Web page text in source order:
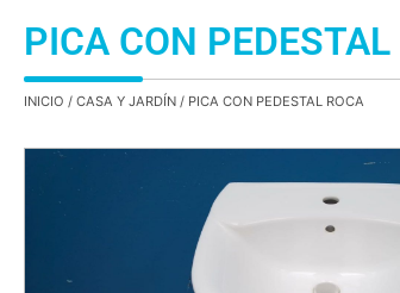
PICA CON PEDESTAL
INICIO / CASA Y JARDÍN / PICA CON PEDESTAL ROCA